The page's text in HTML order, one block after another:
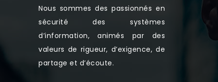
Nous sommes des passionnés en
sécurité des systèmes
d’information, animés par des
valeurs de rigueur, d’exigence, de
partage et d’écoute.